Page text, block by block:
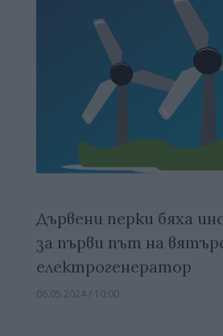
Дървени перки бяха
за първи път на
електрогенератор
06.05.2024 / 10:00